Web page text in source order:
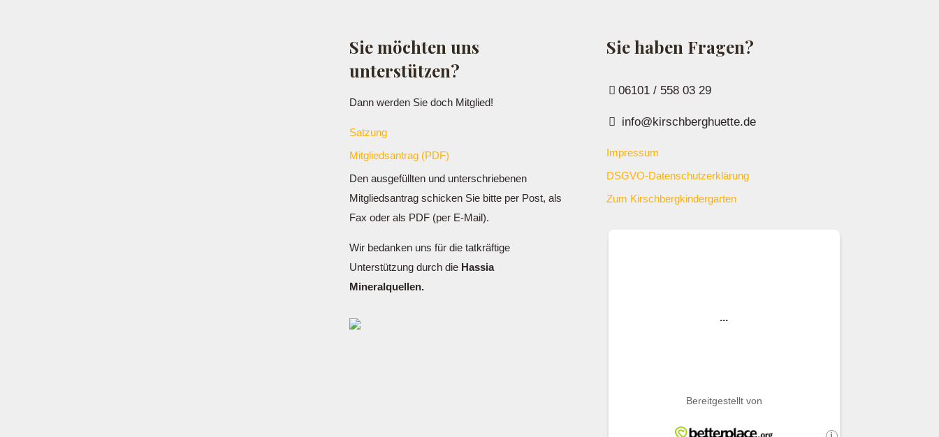
Sie möchten uns
unterstützen?
Dann werden Sie doch Mitglied!
Satzung
Mitgliedsantrag (PDF)
Den ausgefüllten und unterschriebenen
Mitgliedsantrag schicken Sie bitte per Post, als
Fax oder als PDF (per E-Mail).
Wir bedanken uns für die tatkräftige
Unterstützung durch die Hassia
Mineralquellen.
Sie haben Fragen?
06101 / 558 03 29
info@kirschberghuette.de
Impressum
DSGVO-Datenschutzerklärung
Zum Kirschbergkindergarten